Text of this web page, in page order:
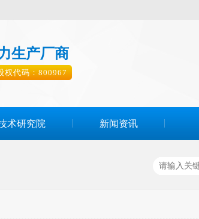
生产厂商
权代码：800967
术研究院 新闻资讯